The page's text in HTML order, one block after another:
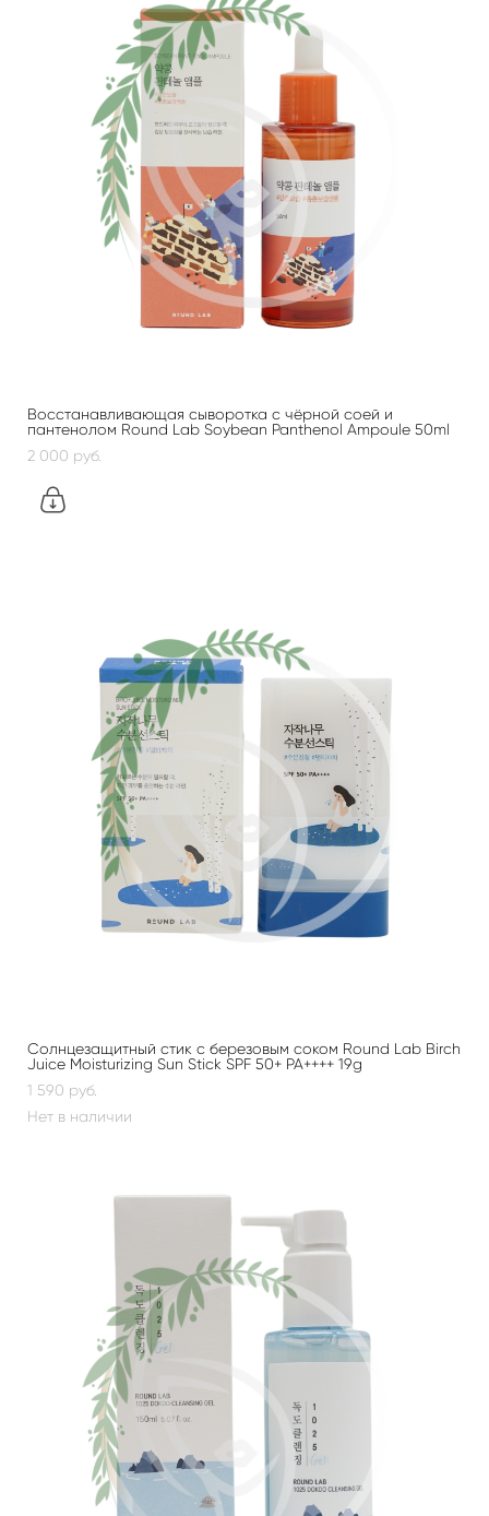
Восстанавливающая сыворотка с чёрной соей и
пантенолом Round Lab Soybean Panthenol Ampoule 50ml
2 000 pуб.
Солнцезащитный стик с березовым соком Round Lab Birch
Juice Moisturizing Sun Stick SPF 50+ PA++++ 19g
1 590 pуб.
Нет в наличии